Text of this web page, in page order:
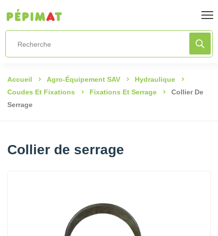
Accueil Agro-Équipement SAV
Hydraulique
Coudes Et Fixations
Fixations Et Serrage
Collier De
Serrage
Collier de serrage